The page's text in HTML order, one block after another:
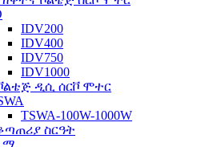
IDV200
IDV400
IDV750
IDV1000
ዲሲ ሰርቮ ሞተር
TSWA-100W-1000W
ስርዓት